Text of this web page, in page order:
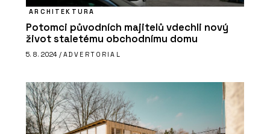
ARCHITEKTURA
Potomci původních majitelů vdechli nový
život staletému obchodnímu domu
5. 8. 2024 / ADVERTORIAL